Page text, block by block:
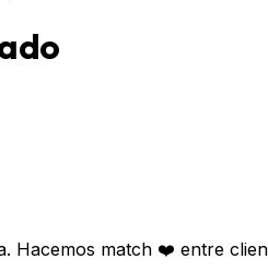
Hacemos match ❤️ entre